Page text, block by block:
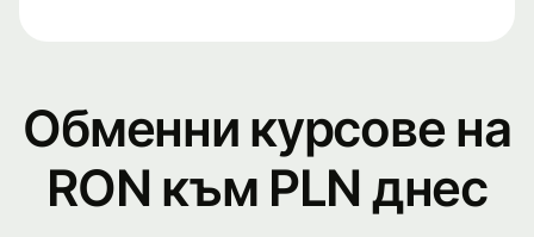
Обменни курсове на
RON към PLN днес